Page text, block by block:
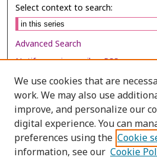
Select context to search:
Advanced Search
Notify me via email orRSS
Browse
Collections
Disciplines
Authors
We use cookies that are
work. We may also use
improve, and personalize our
digital experience. You can
preferences using the Cookie
information, see our Cookie